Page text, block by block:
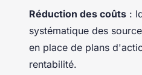
Réduction des coûts :
systématique des
en place de plans
rentabilité.